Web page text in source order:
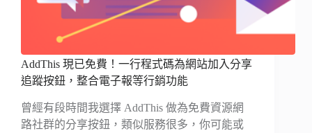
AddThis 現已免費！一行程式碼為網站加入分享
追蹤按鈕，整合電子報等行銷功能
曾經有段時間我選擇 AddThis 做為免費資源網
路社群的分享按鈕，類似服務很多，你可能或